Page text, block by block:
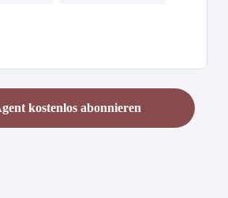
kostenlos abonnieren